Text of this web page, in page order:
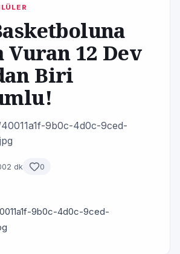
Vuran 12 Dev
Biri
9b0c-4d0c-9ced-
2 dk 0
9b0c-4d0c-9ced-